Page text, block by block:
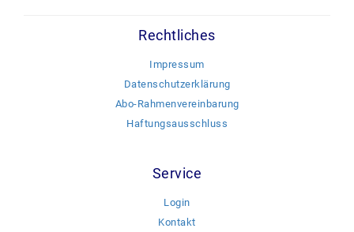
Rechtliches
Impressum
Datenschutzerklärung
Abo-Rahmenvereinbarung
Haftungsausschluss
Service
Login
Kontakt